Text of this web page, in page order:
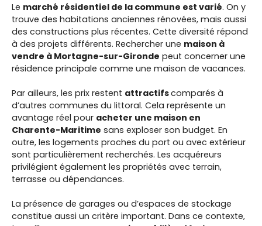
Le marché résidentiel de la commune est varié. On y
trouve des habitations anciennes rénovées, mais aussi
des constructions plus récentes. Cette diversité répond
à des projets différents. Rechercher une maison à
vendre à Mortagne-sur-Gironde peut concerner une
résidence principale comme une maison de vacances.
Par ailleurs, les prix restent attractifscomparés à
d’autres communes du littoral. Cela représente un
avantage réel pour acheter une maison en
Charente-Maritime sans exploser son budget. En
outre, les logements proches du port ou avec extérieur
sont particulièrement recherchés. Les acquéreurs
privilégient également les propriétés avec terrain,
terrasse ou dépendances.
La présence de garages ou d’espaces de stockage
constitue aussi un critère important. Dans ce contexte,